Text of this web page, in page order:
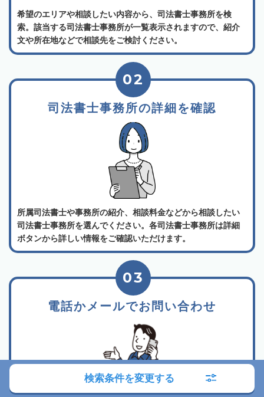
希望のエリアや相談したい内容から、司法書士事務所を検
索。該当する司法書士事務所が一覧表示されますので、紹介
文や所在地などで相談先をご検討ください。
司法書士事務所の詳細を確認
02
所属司法書士や事務所の紹介、相談料金などから相談したい
司法書士事務所を選んでください。各司法書士事務所は詳細
ボタンから詳しい情報をご確認いただけます。
電話かメールでお問い合わせ
03
検索条件を変更する